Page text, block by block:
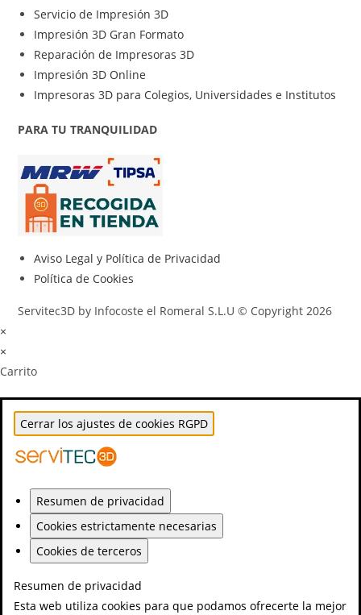
Servicio de Impresión 3D
Impresión 3D Gran Formato
Reparación de Impresoras 3D
Impresión 3D Online
Impresoras 3D para Colegios, Universidades e Institutos
PARA TU TRANQUILIDAD
Aviso Legal y Política de Privacidad
Política de Cookies
Servitec3D by Infocoste el Romeral S.L.U © Copyright 2026
×
×
Carrito
Cerrar los ajustes de cookies RGPD
Resumen de privacidad
Cookies estrictamente necesarias
Cookies de terceros
Resumen de privacidad
Esta web utiliza cookies para que podamos ofrecerte la mejor